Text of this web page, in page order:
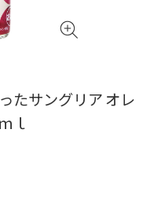
たサングリア オレ
ｌ